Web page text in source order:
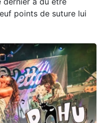
points de suture lui